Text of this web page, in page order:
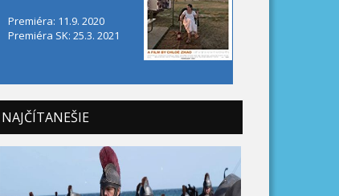
Premiéra: 11.9. 2020
Premiéra SK: 25.3. 2021
NAJČÍTANEŠIE